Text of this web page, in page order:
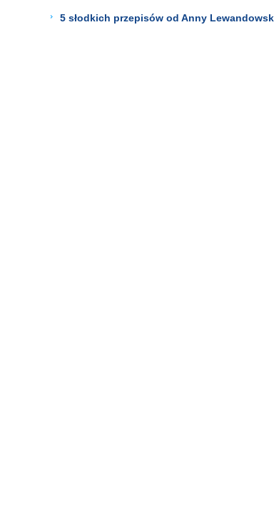
5 słodkich przepisów od Anny